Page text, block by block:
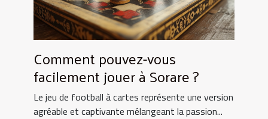
Comment pouvez-vous
facilement jouer à Sorare ?
Le jeu de football à cartes représente une version
agréable et captivante mélangeant la passion...